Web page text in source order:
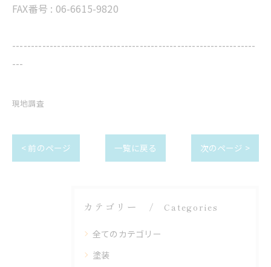
FAX番号 : 06-6615-9820
-----------------------------------------------------------------
---
現地調査
< 前のページ 一覧に戻る 次のページ >
カテゴリー Categories
全てのカテゴリー
塗装